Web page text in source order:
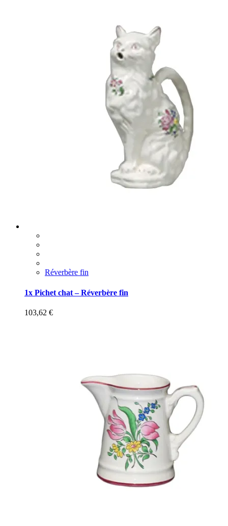
Réverbère fin
1x Pichet chat – Réverbère fin
103,62 €